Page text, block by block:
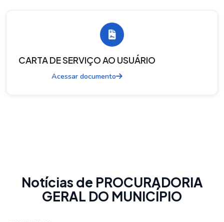
CARTA DE SERVIÇO AO USUÁRIO
Acessar documento
Notícias de PROCURADORIA
GERAL DO MUNICÍPIO